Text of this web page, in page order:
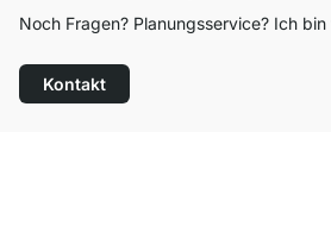
Noch Fragen? Planungsservice? Ich
Kontakt